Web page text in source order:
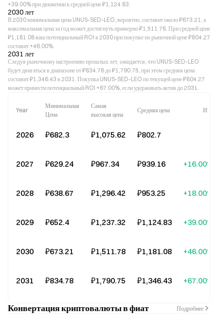
+39.00% при движении к средней цене ₽1,124.83.
2030 лет
В 2030 минимальная цена UNUS-SED-LEO, вероятно, составит около ₽673.21, а
максимальная цена за год может достигнуть примерно ₽1,511.78. При средней цене
₽1,181.08 ваш потенциальный ROI в 2030 при покупке по рыночной цене ₽804.27
составит +46.00%.
2031 лет
Следуя рыночному настроению прошлых лет, ожидается, что UNUS-SED-LEO
будет двигаться в диапазоне от ₽834.78 до ₽1,790.75, при этом средняя цена
составит ₽1,346.43 в 2031. Покупка UNUS-SED-LEO по текущей цене ₽804.27
может принести потенциальный ROI +67.00%, если удерживать актив до 2031.
Year
Минимальная
Цена
Самая
высокая цена
Средняя цена Изм
2026 ₽682.3 ₽1,075.62 ₽802.7
2027 ₽629.24 ₽967.34 ₽939.16 +16.00%
2028 ₽638.67 ₽1,296.42 ₽953.25 +18.00%
2029 ₽652.4 ₽1,237.32 ₽1,124.83 +39.00%
2030 ₽673.21 ₽1,511.78 ₽1,181.08 +46.00%
2031 ₽834.78 ₽1,790.75 ₽1,346.43 +67.00%
Конвертация криптовалюты в фиат Подробнее